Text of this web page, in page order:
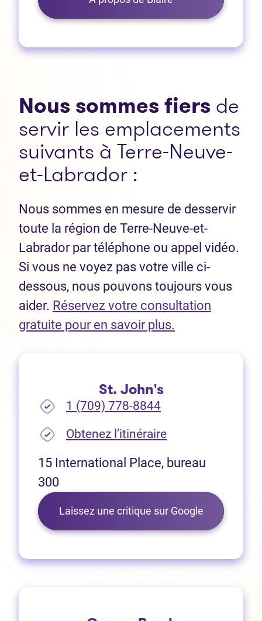
Nous sommes fiers de
servir les emplacements
suivants à Terre-Neuve-
et-Labrador :
Nous sommes en mesure de desservir
toute la région de Terre-Neuve-et-
Labrador par téléphone ou appel vidéo.
Si vous ne voyez pas votre ville ci-
dessous, nous pouvons toujours vous
aider. Réservez votre consultation
gratuite pour en savoir plus.
St. John's
1 (709) 778-8844
Obtenez l’itinéraire(Ouvre dans un
15 International Place, bureau
300
Laissez une critique sur Google